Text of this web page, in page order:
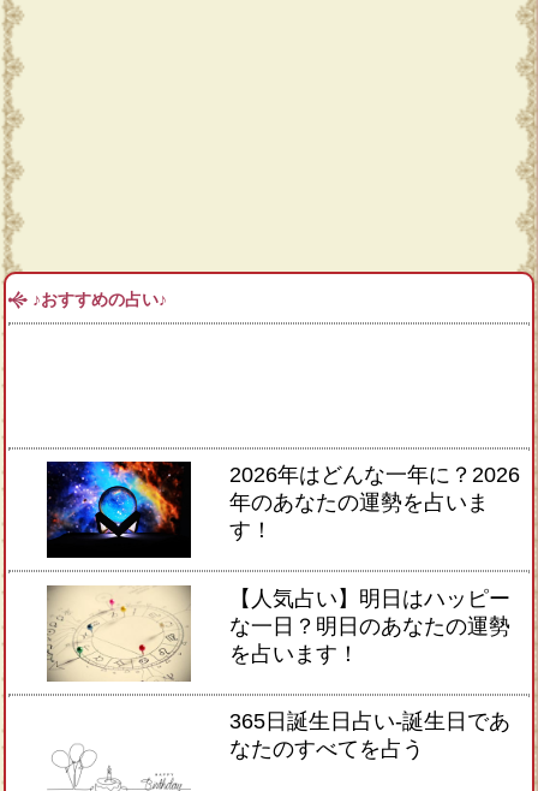
♪おすすめの占い♪
2026年はどんな一年に？2026
年のあなたの運勢を占いま
す！
【人気占い】明日はハッピー
な一日？明日のあなたの運勢
を占います！
365日誕生日占い-誕生日であ
なたのすべてを占う